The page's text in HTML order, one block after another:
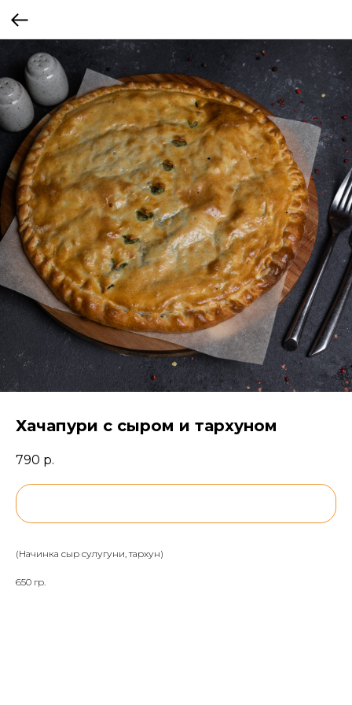
Хачапури с сыром и тархуном
790 р.
(Начинка сыр сулугуни, тархун)
650 гр.